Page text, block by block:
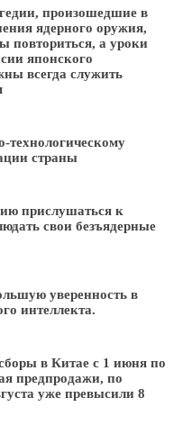
произошедшие в
ядерного оружия,
повториться, а уроки
японского
всегда служить
технологическому
страны
прислушаться к
свои безъядерные
уверенность в
интеллекта.
в Китае с 1 июня по
предпродажи, по
уже превысили 8